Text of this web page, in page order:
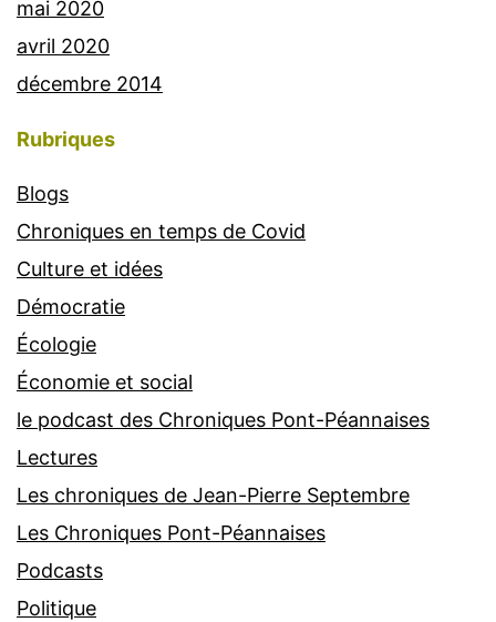
mai 2020
avril 2020
décembre 2014
Rubriques
Blogs
Chroniques en temps de Covid
Culture et idées
Démocratie
Écologie
Économie et social
le podcast des Chroniques Pont-Péannaises
Lectures
Les chroniques de Jean-Pierre Septembre
Les Chroniques Pont-Péannaises
Podcasts
Politique